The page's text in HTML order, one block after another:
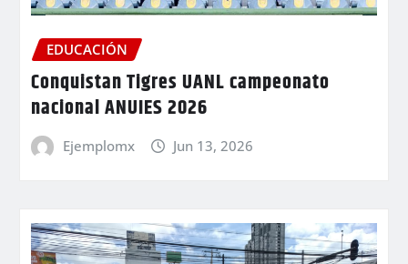
EDUCACIÓN
Conquistan Tigres UANL campeonato
nacional ANUIES 2026
Ejemplomx Jun 13, 2026